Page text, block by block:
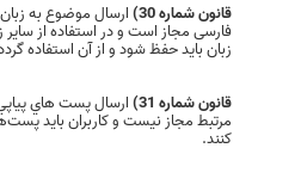
قانون شماره 30) ارسال موضوع به
فارسی مجاز است و در استفاده از سایر
زبان باید حفظ شود و از آن استفاده
قانون شماره 31) ارسال پست هاي
مرتبط مجاز نيست و کاربران بايد
کنند.